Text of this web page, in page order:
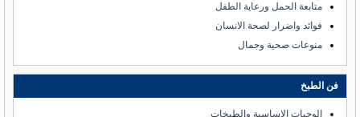
متابعة الحمل ورعاية الطفل
فوائد واضرار لصحة الانسان
منوعات صحية وجمال
فن الطبخ
الوجبات الاساسية والطبخات